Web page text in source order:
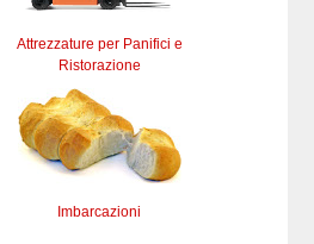
Attrezzature per Panifici e
Ristorazione
Imbarcazioni